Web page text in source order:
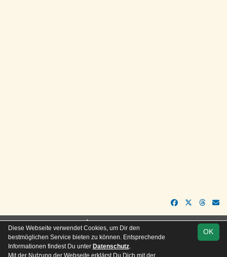
soccero.de
Besucherstatistik Kontakt Impressum
OK
Diese Webseite verwendet Cookies, um Dir den
bestmöglichen Service bieten zu können. Entsprechende
Informationen findest Du unter Datenschutz.
Mit der Nutzung der Webseite erklärst Du Dich mit der